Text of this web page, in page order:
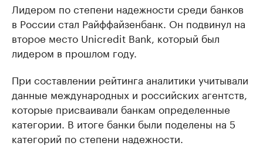
Лидером по степени надежности среди банков
в России стал Райффайзенбанк. Он подвинул на
второе место Unicredit Bank, который был
лидером в прошлом году.
При составлении рейтинга аналитики учитывали
данные международных и российских агентств,
которые присваивали банкам определенные
категории. В итоге банки были поделены на 5
категорий по степени надежности.